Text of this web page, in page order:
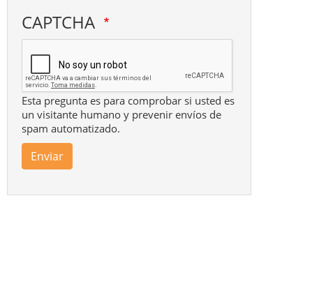
CAPTCHA
Esta pregunta es para comprobar si usted es
un visitante humano y prevenir envíos de
spam automatizado.
Enviar